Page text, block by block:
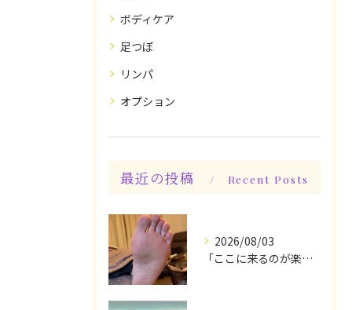
ボディケア
足つぼ
リンパ
オプション
最近の投稿 Recent Posts
2026/08/03
「ここに来るのが楽しみです♪」と、言っていただけます◎